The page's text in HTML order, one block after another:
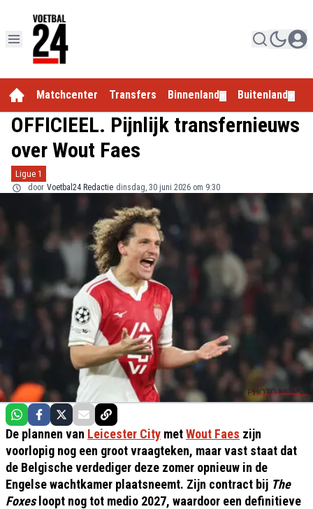
Matchcenter Transfers Binnenland Buitenland
OFFICIEEL. Pijnlijk transfernieuws
over Wout Faes
Ligue 1
door Voetbal24 Redactie dinsdag, 30 juni 2026 om 9:30
De plannen van Leicester City metWout Faes zijn
voorlopig nog een groot vraagteken, maar vast staat dat
de Belgische verdediger deze zomer opnieuw in de
Engelse wachtkamer plaatsneemt. Zijn contract bij The
Foxesloopt nog tot medio 2027, waardoor een definitieve